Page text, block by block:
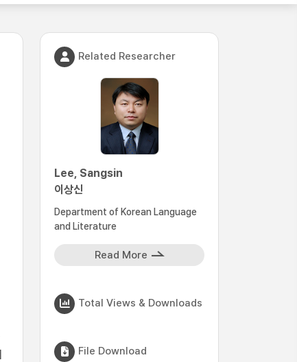
Related Researcher
Lee, Sangsin
이상신
Department of Korean Language
and Literature
Read More
Total Views & Downloads
File Download